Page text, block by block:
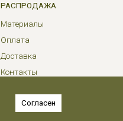
РАСПРОДАЖА
Материалы
Оплата
Доставка
Контакты
Согласен